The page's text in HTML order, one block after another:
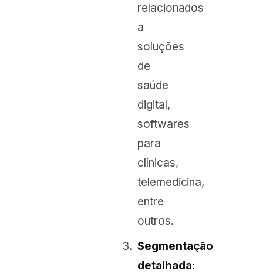
relacionados
a
soluções
de
saúde
digital,
softwares
para
clínicas,
telemedicina,
entre
outros.
Segmentação
detalhada: